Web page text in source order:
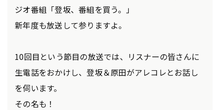
ジオ番組「登坂、番組を買う。」
新年度も放送して参りますよ。
10回目という節目の放送では、リスナーの皆さんに
生電話をおかけし、登坂＆原田がアレコレとお話し
を伺います。
その名も！